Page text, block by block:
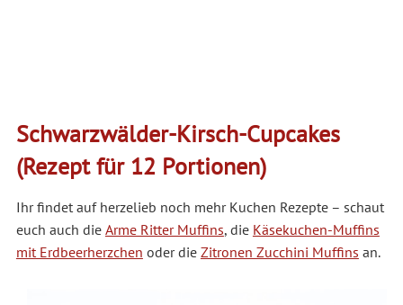
Schwarzwälder-Kirsch-Cupcakes
(Rezept für 12 Portionen)
Ihr findet auf herzelieb noch mehr Kuchen Rezepte – schaut
euch auch die Arme Ritter Muffins, die Käsekuchen-Muffins
mit Erdbeerherzchen oder die Zitronen Zucchini Muffins an.